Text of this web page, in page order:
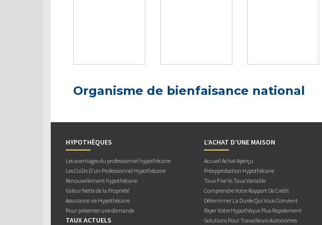
Organisme de bienfaisance national
HYPOTHÈQUES
Les avantages du professionnel hypothécaire
Les Coûts D’un Professionnel Hypothécaire
Renouvellement hypothécaire
Valeur Nette de la Propriété
Assurance vie Hypothécaire
Pour présenter une demande
TAUX ACTUELS
L’ACHAT D’UNE MAISON
Accueil Achat Aperçu
Préapprobation Hypothécaire
Taux Fixe Vs Taux Variable
Comprendre Votre Rapport De Crédit
Déterminer La Durée Qui Vous Convient
Payer Votre Hypothèque Plus Rapidement
Solutions Pour Travailleurs Autonomes